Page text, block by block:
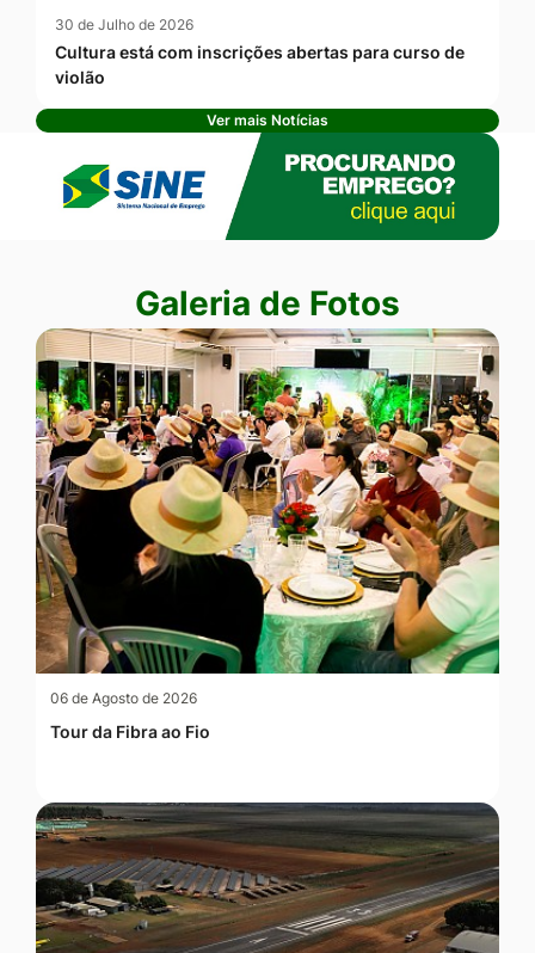
30 de Julho de 2026
Cultura está com inscrições abertas para curso de
violão
Ver mais Notícias
Seção Galeria de Fotos
Galeria de Fotos
06 de Agosto de 2026
Tour da Fibra ao Fio